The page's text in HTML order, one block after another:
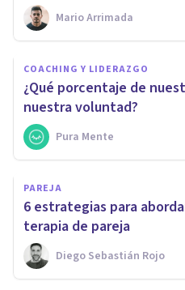
Mario Arrimada
COACHING Y LIDERAZGO
¿Qué porcentaje de
nuestra voluntad?
Pura Mente
PAREJA
6 estrategias para
terapia de pareja
Diego Sebastián Rojo